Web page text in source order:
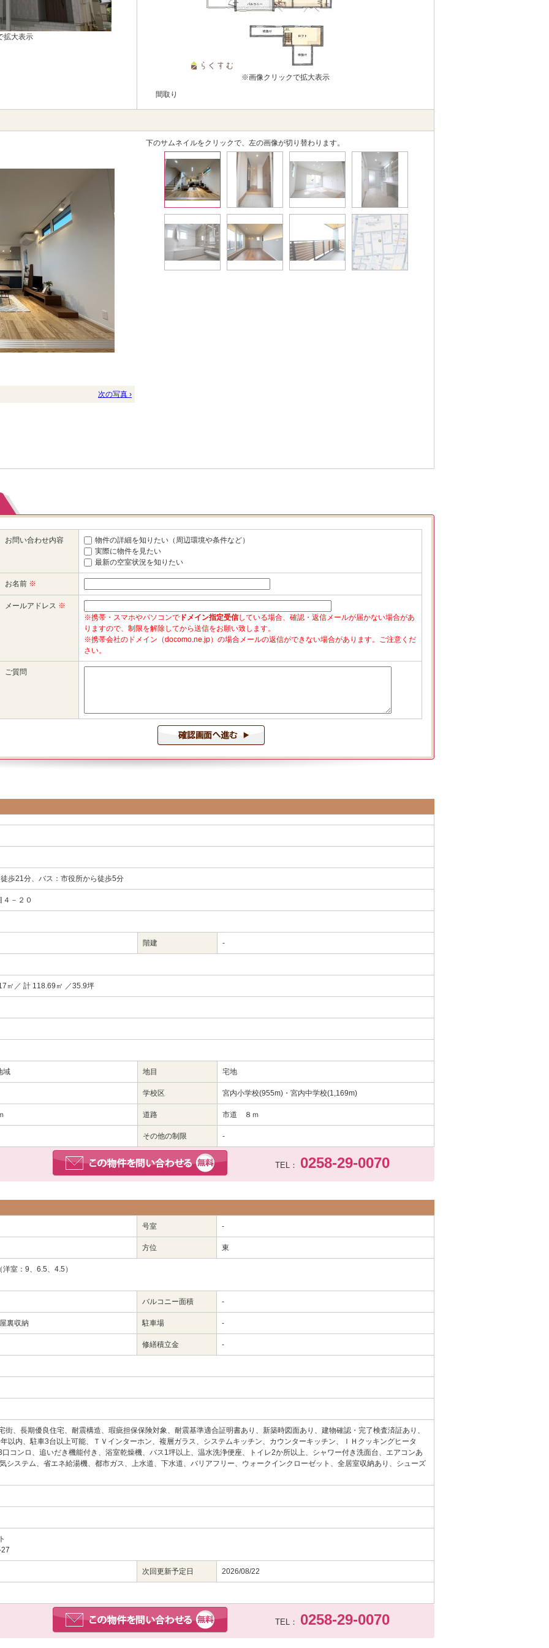
拡大表示
※画像クリックで拡大表示
間取り
次の写真 ›
下のサムネイルをクリックで、左の画像が切り替わります。
歩21分、バス：市役所から徒歩5分
－２０
階建 -
㎡／ 計 118.69㎡ ／35.9坪
域 地目 宅地
学校区 宮内小学校(955m)・宮内中学校(1,169m)
道路 市道 ８ｍ
その他の制限 -
TEL： 0258-29-0070
号室 -
方位 東
室：9、6.5、4.5）
バルコニー面積 -
裏収納 駐車場 -
修繕積立金 -
街、長期優良住宅、耐震構造、瑕疵担保保険対象、耐震基準適合証明書あり、新築時図面あり、建物確認・完了検査済証あり、
以内、駐車3台以上可能、ＴＶインターホン、複層ガラス、システムキッチン、カウンターキッチン、ＩＨクッキングヒータ
コンロ、追いだき機能付き、浴室乾燥機、バス1坪以上、温水洗浄便座、トイレ2か所以上、シャワー付き洗面台、エアコンあ
システム、省エネ給湯機、都市ガス、上水道、下水道、バリアフリー、ウォークインクローゼット、全居室収納あり、シューズ
次回更新予定日 2026/08/22
TEL： 0258-29-0070